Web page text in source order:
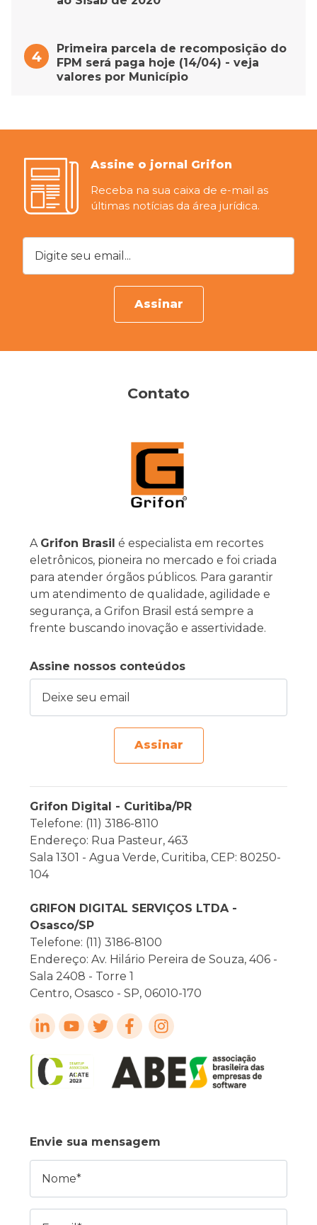
Primeira parcela de recomposição do
FPM será paga hoje (14/04) - veja
valores por Município
Assine o jornal Grifon
Receba na sua caixa de e-mail as
últimas notícias da área jurídica.
Digite seu email...
Assinar
Contato
A Grifon Brasil é especialista em recortes
eletrônicos, pioneira no mercado e foi criada
para atender órgãos públicos. Para garantir
um atendimento de qualidade, agilidade e
segurança, a Grifon Brasil está sempre a
frente buscando inovação e assertividade.
Assine nossos conteúdos
Assinar
Grifon Digital - Curitiba/PR
Telefone: (11) 3186-8110
Endereço: Rua Pasteur, 463
Sala 1301 - Agua Verde, Curitiba, CEP: 80250-
104
GRIFON DIGITAL SERVIÇOS LTDA -
Osasco/SP
Telefone: (11) 3186-8100
Endereço: Av. Hilário Pereira de Souza, 406 -
Sala 2408 - Torre 1
Centro, Osasco - SP, 06010-170
Envie sua mensagem